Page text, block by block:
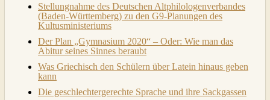
Stellungnahme des Deutschen Altphilologenverbandes
(Baden-Württemberg) zu den G9-Planungen des
Kultusministeriums
Der Plan „Gymnasium 2020“ – Oder: Wie man das
Abitur seines Sinnes beraubt
Was Griechisch den Schülern über Latein hinaus geben
kann
Die geschlechtergerechte Sprache und ihre Sackgassen